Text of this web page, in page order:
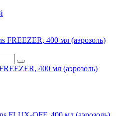
400 мл (аэрозоль)